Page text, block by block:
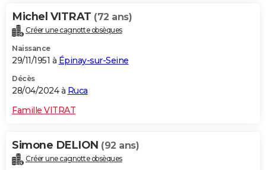
Michel VITRAT (72 ans)
Créer une cagnotte obsèques
Naissance
29/11/1951 à Épinay-sur-Seine
Décès
28/04/2024 à Ruca
Famille VITRAT
Simone DELION (92 ans)
Créer une cagnotte obsèques